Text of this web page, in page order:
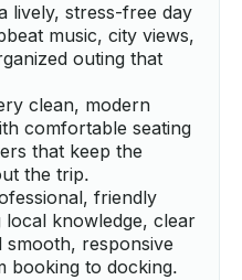
lively, stress-free day
music, city views,
outing that
clean, modern
comfortable seating
that keep the
the trip.
friendly
knowledge, clear
smooth, responsive
booking to docking.